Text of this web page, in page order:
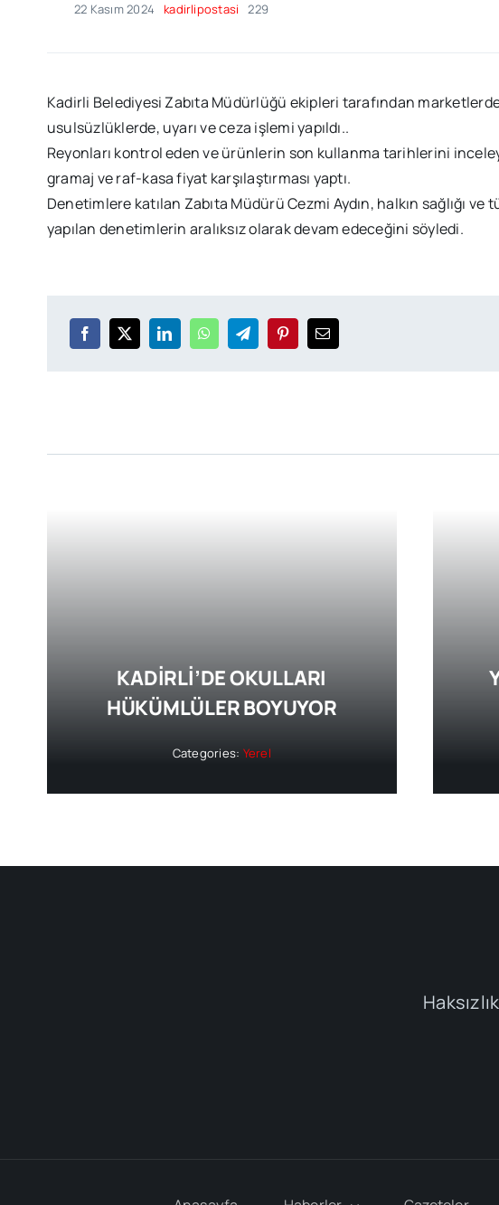
22 Kasım 2024 kadirlipostasi 229
Kadirli Belediyesi Zabıta Müdürlüğü ekipleri tarafından
usulsüzlüklerde, uyarı ve ceza işlemi yapıldı..
Reyonları kontrol eden ve ürünlerin son kullanma tarihlerini
gramaj ve raf-kasa fiyat karşılaştırması yaptı.
Denetimlere katılan Zabıta Müdürü Cezmi Aydın, halkın sağlığı ve
yapılan denetimlerin aralıksız olarak devam edeceğini söyledi.
KADİRLİ’DE OKULLARI
HÜKÜMLÜLER BOYUYOR
Categories: Yerel